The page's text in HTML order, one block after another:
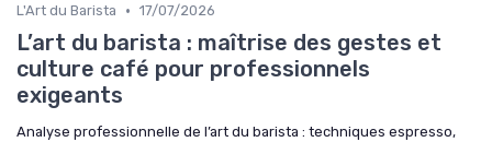
L'Art du Barista • 17/07/2026
L’art du barista : maîtrise des gestes et
culture café pour professionnels
exigeants
Analyse professionnelle de l’art du barista : techniques espresso,